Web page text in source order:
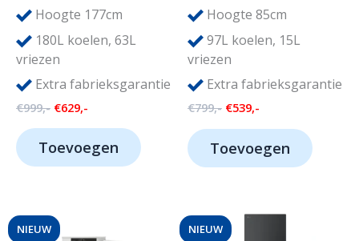
Hoogte 177cm
180L koelen, 63L
vriezen
Extra fabrieksgarantie
€999,- Oorspronkelijke
€999,-.
€629,-
€629,-.
Toevoegen
Hoogte 85cm
97L koelen, 15L
vriezen
Extra fabrieksgarantie
€799,- Oorspronkelijke
€799,-.
€539,-
€539,-.
Toevoegen
NIEUW NIEUW